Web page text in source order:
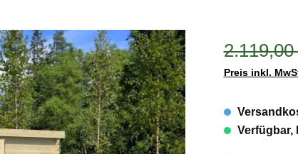
2.119,00
Preis inkl.
Verfügbar,